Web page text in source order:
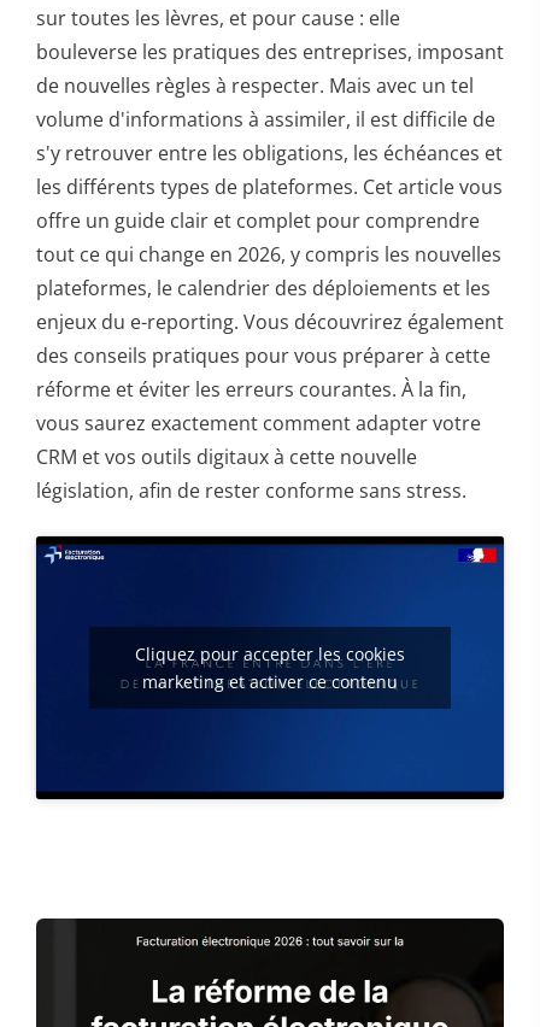
sur toutes les lèvres, et pour cause : elle
bouleverse les pratiques des entreprises, imposant
de nouvelles règles à respecter. Mais avec un tel
volume d'informations à assimiler, il est difficile de
s'y retrouver entre les obligations, les échéances et
les différents types de plateformes. Cet article vous
offre un guide clair et complet pour comprendre
tout ce qui change en 2026, y compris les nouvelles
plateformes, le calendrier des déploiements et les
enjeux du e-reporting. Vous découvrirez également
des conseils pratiques pour vous préparer à cette
réforme et éviter les erreurs courantes. À la fin,
vous saurez exactement comment adapter votre
CRM et vos outils digitaux à cette nouvelle
législation, afin de rester conforme sans stress.
Cliquez pour accepter les cookies
marketing et activer ce contenu